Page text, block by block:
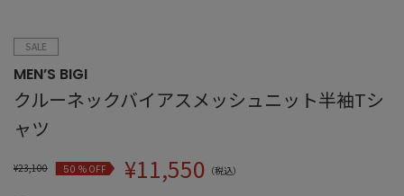
SALE
MEN’S BIGI
クルーネックバイアスメッシュニット半袖Tシ
ャツ
¥23,100 50% OFF ¥11,550 （税込）